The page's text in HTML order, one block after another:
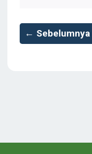
← Sebelumnya